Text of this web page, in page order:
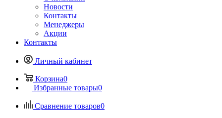
Новости
Контакты
Менеджеры
Акции
Контакты
Личный кабинет
Корзина0
Избранные товары0
Сравнение товаров0